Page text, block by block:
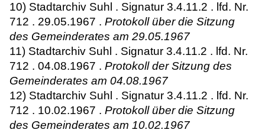
10) Stadtarchiv Suhl . Signatur 3.4.11.2 . lfd. Nr.
712 . 29.05.1967 .Protokoll über die Sitzung
des Gemeinderates am 29.05.1967
11) Stadtarchiv Suhl . Signatur 3.4.11.2 . lfd. Nr.
712 . 04.08.1967 .Protokoll der Sitzung des
Gemeinderates am 04.08.1967
12) Stadtarchiv Suhl . Signatur 3.4.11.2 . lfd. Nr.
712 . 10.02.1967 .Protokoll über die Sitzung
des Gemeinderates am 10.02.1967